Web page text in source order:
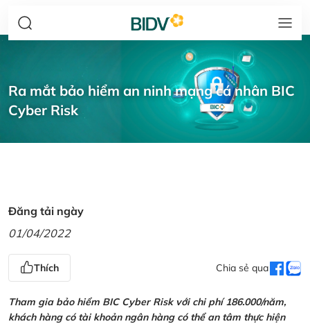
Ra mắt bảo hiểm an ninh mạng cá nhân BIC
Cyber Risk
Đăng tải ngày
01/04/2022
Thích Chia sẻ qua
Tham gia bảo hiểm BIC Cyber Risk với chi phí 186.000/năm,
khách hàng có tài khoản ngân hàng có thể an tâm thực hiện